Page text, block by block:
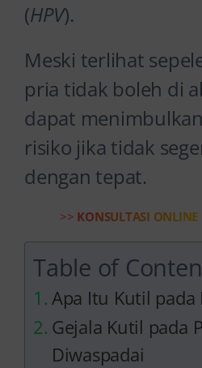
(HPV).
Meski terlihat
pria tidak boleh di
dapat
risiko jika tidak
dengan tepat.
>> KONSULTASI
Table of
Apa Itu Kutil pada
Gejala Kutil pada
Diwaspadai